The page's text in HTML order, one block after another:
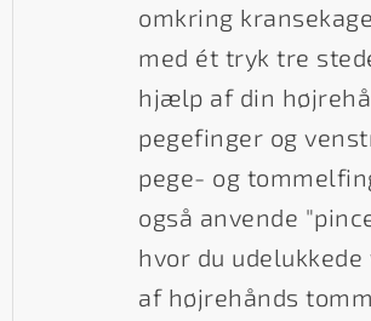
omkring
med ét tryk tre
hjælp af din
pegefinger og
pege- og
også anvende
hvor du
af højrehånds